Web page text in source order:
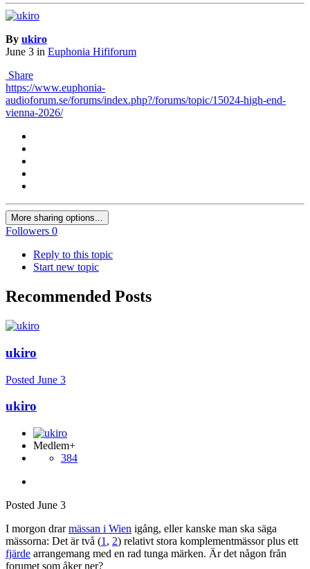
By ukiro
June 3 in Euphonia Hififorum
Share
https://www.euphonia-
audioforum.se/forums/index.php?/forums/topic/15024-high-end-
vienna-2026/
More sharing options...
Followers 0
Reply to this topic
Start new topic
Recommended Posts
ukiro
Posted June 3
ukiro
Medlem+
384
Posted June 3
I morgon drarmässan i Wien igång, eller kanske man ska säga
mässorna: Det är två (1 , 2) relativt stora komplementmässor plus ett
fjärde arrangemang med en rad tunga märken. Är det någon från
forumet som åker ner?